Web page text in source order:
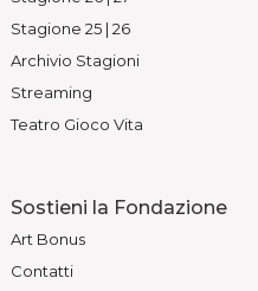
Stagione 25 | 26
Archivio Stagioni
Streaming
Teatro Gioco Vita
Sostieni la Fondazione
Art Bonus
Contatti